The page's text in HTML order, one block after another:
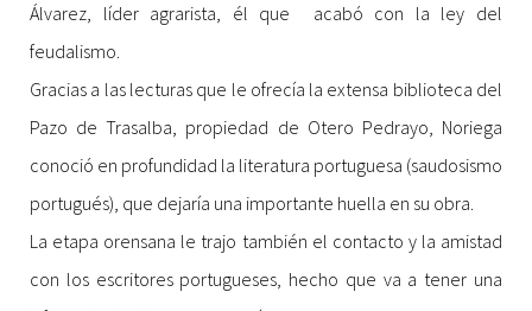
Álvarez, líder agrarista, él que acabó con la ley del
feudalismo.
Gracias a las lecturas que le ofrecía la extensa biblioteca del
Pazo de Trasalba, propiedad de Otero Pedrayo, Noriega
conoció en profundidad la literatura portuguesa (saudosismo
portugués), que dejaría una importante huella en su obra.
La etapa orensana le trajo también el contacto y la amistad
con los escritores portugueses, hecho que va a tener una